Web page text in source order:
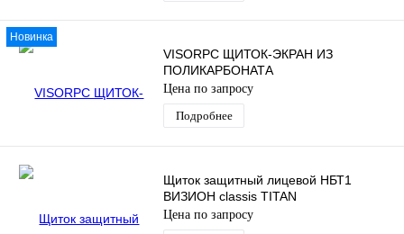
Новинка
VISORPC ЩИТОК-ЭКРАН ИЗ
ПОЛИКАРБОНАТА
Цена по запросу
Подробнее
Щиток защитный лицевой НБТ1
ВИЗИОН classis TITAN
Цена по запросу